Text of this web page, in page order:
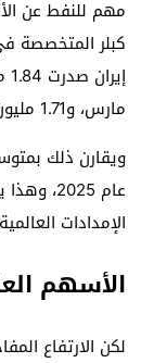
مهم للنفط عن
كبلر المتخصصة
مارس، و1.71 مليون برميل يوميا حتى الآن في أبريل 2026.
عام
الإمدادات
الأسهم